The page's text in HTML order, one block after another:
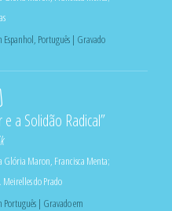
Português | Gravado
e a Solidão Radical”
Glória Maron Francisca Menta;
do Prado
| Gravado em